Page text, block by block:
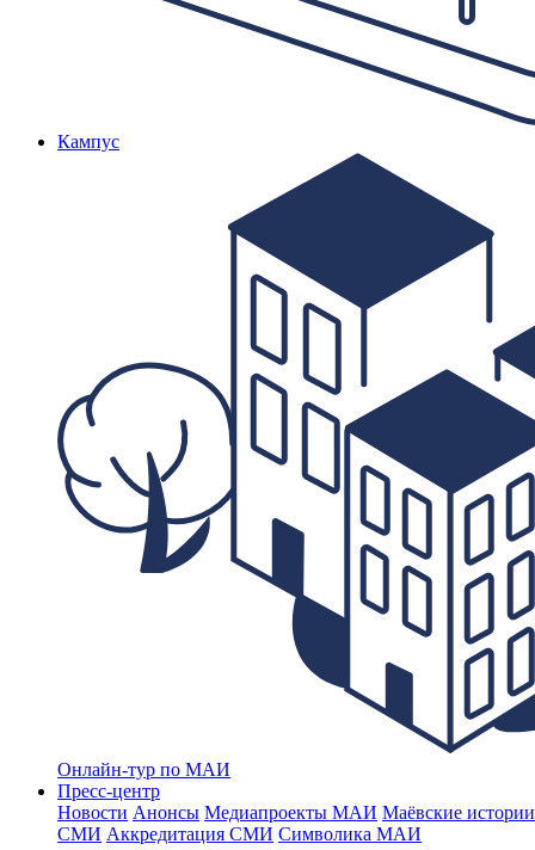
Кампус
Онлайн-тур по МАИ
Пресс-центр
Новости Анонсы Медиапроекты МАИ Маёвские
СМИ Аккредитация СМИ Символика МАИ